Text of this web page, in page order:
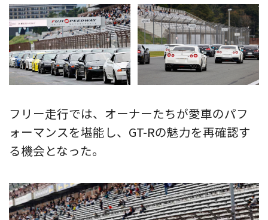
フリー走行では、オーナーたちが愛車のパフ
ォーマンスを堪能し、GT-Rの魅力を再確認す
る機会となった。